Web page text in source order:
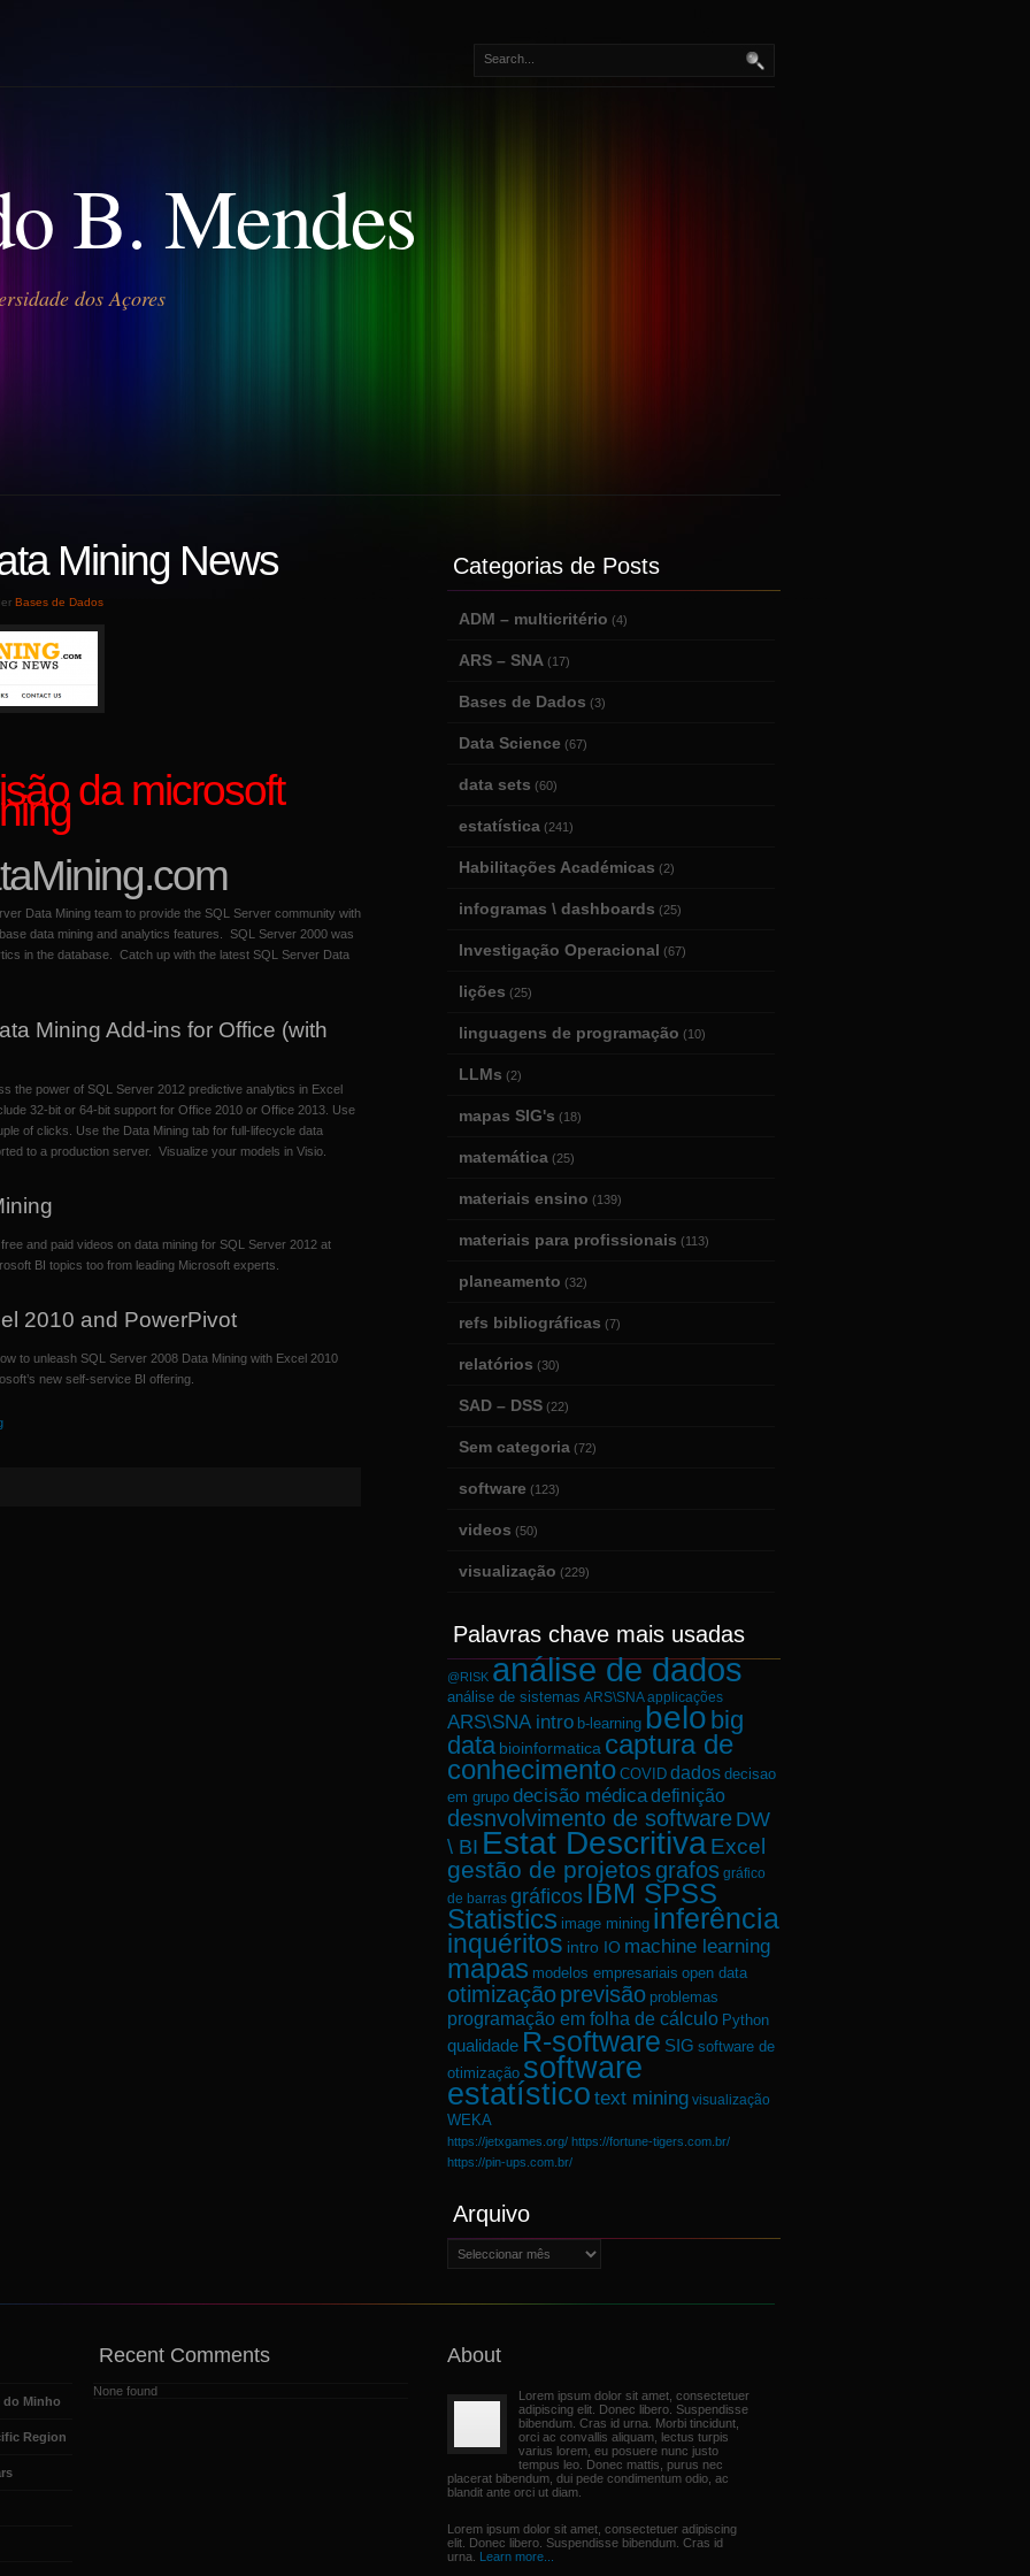
B. Mendes
dos Açores
Mining News
Bases de Dados
da microsoft
Data Mining team to provide the SQL Server community with
data mining and analytics features. SQL Server 2000 was
in the database. Catch up with the latest SQL Server Data
Mining Add-ins for Office (with
the power of SQL Server 2012 predictive analytics in Excel
32-bit or 64-bit support for Office 2010 or Office 2013. Use
of clicks. Use the Data Mining tab for full-lifecycle data
to a production server. Visualize your models in Visio.
and paid videos on data mining for SQL Server 2012 at
BI topics too from leading Microsoft experts.
2010 and PowerPivot
to unleash SQL Server 2008 Data Mining with Excel 2010
new self-service BI offering.
Categorias de Posts
ADM – multicritério (4)
ARS – SNA (17)
Bases de Dados (3)
Data Science (67)
data sets (60)
estatística (241)
Habilitações Académicas (2)
infogramas \ dashboards (25)
Investigação Operacional (67)
lições (25)
linguagens de programação (10)
LLMs (2)
mapas SIG's (18)
matemática (25)
materiais ensino (139)
materiais para profissionais (113)
planeamento (32)
refs bibliográficas (7)
relatórios (30)
SAD – DSS (22)
Sem categoria (72)
software (123)
videos (50)
visualização (229)
Palavras chave mais usadas
@RISK análise de dados
análise de sistemas ARS\SNA applicações
ARS\SNA intro b-learning belo big
data bioinformatica captura de
conhecimento COVID dados decisao
em grupo decisão médicadefinição
desnvolvimento de software DW
\ BI Estat DescritivaExcel
gestão de projetos grafos gráfico
de barras gráficos IBM SPSS
Statistics image mining inferência
inquéritos intro IO machine learning
mapas modelos empresariais open data
otimizaçãoprevisão problemas
programação em folha de cálculo Python
qualidade R-software SIG software de
otimização software
estatístico text mining visualização
WEKA
https://jetxgames.org/ https://fortune-tigers.com.br/
https://pin-ups.com.br/
Arquivo
Arquivo
do Minho
Region
Recent Comments
None found
About
Lorem ipsum dolor sit amet, consectetuer
adipiscing elit. Donec libero. Suspendisse
bibendum. Cras id urna. Morbi tincidunt,
orci ac convallis aliquam, lectus turpis
varius lorem, eu posuere nunc justo
tempus leo. Donec mattis, purus nec
placerat bibendum, dui pede condimentum odio, ac
blandit ante orci ut diam.
Lorem ipsum dolor sit amet, consectetuer adipiscing
elit. Donec libero. Suspendisse bibendum. Cras id
urna. Learn more...